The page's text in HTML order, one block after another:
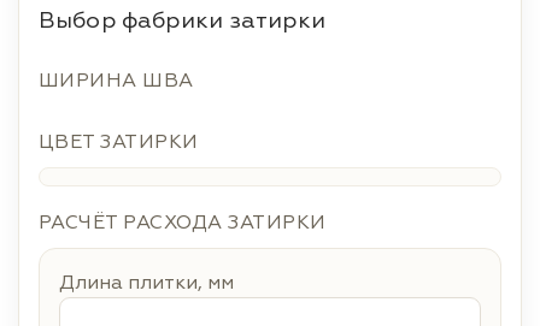
Выбор фабрики затирки
ШИРИНА ШВА
ЦВЕТ ЗАТИРКИ
РАСЧЁТ РАСХОДА ЗАТИРКИ
Длина плитки, мм